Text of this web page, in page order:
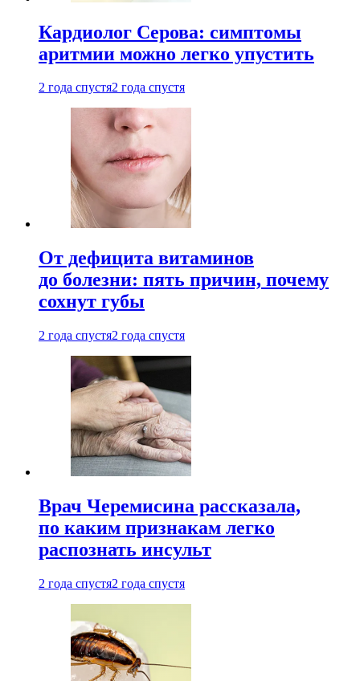
Кардиолог Серова: симптомы
аритмии можно легко упустить
2 года спустя2 года спустя
От дефицита витаминов
до болезни: пять причин, почему
сохнут губы
2 года спустя2 года спустя
Врач Черемисина рассказала,
по каким признакам легко
распознать инсульт
2 года спустя2 года спустя